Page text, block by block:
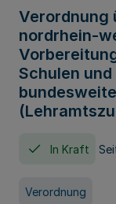
Verordnung
nordrhein-
Schulen
In Kraft
Verordnung